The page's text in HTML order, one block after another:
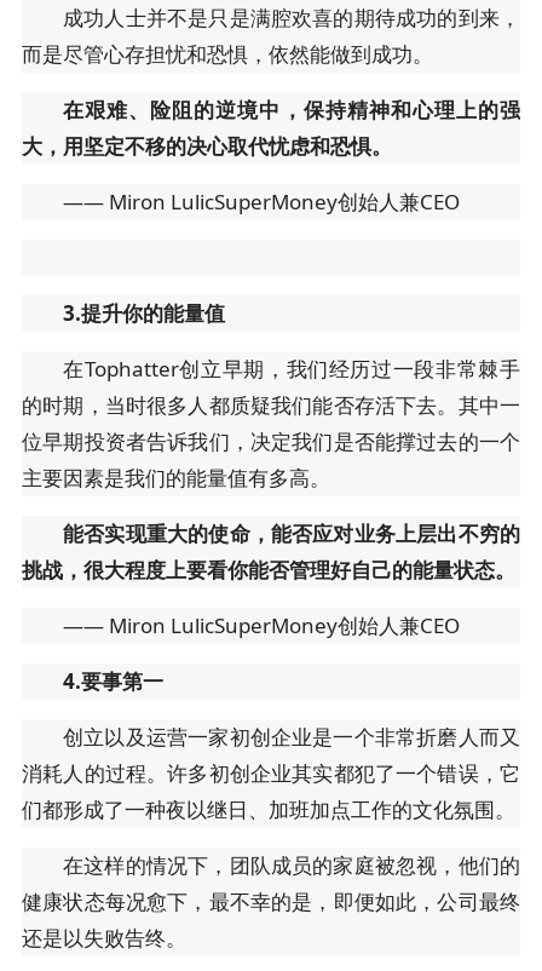
成功人士并不是只是满腔欢喜的期待成功的到来，
而是尽管心存担忧和恐惧，依然能做到成功。
在艰难、险阻的逆境中，保持精神和心理上的强
大，用坚定不移的决心取代忧虑和恐惧。
—— Miron LulicSuperMoney创始人兼CEO
3.提升你的能量值
在Tophatter创立早期，我们经历过一段非常棘手
的时期，当时很多人都质疑我们能否存活下去。其中一
位早期投资者告诉我们，决定我们是否能撑过去的一个
主要因素是我们的能量值有多高。
能否实现重大的使命，能否应对业务上层出不穷的
挑战，很大程度上要看你能否管理好自己的能量状态。
—— Miron LulicSuperMoney创始人兼CEO
4.要事第一
创立以及运营一家初创企业是一个非常折磨人而又
消耗人的过程。许多初创企业其实都犯了一个错误，它
们都形成了一种夜以继日、加班加点工作的文化氛围。
在这样的情况下，团队成员的家庭被忽视，他们的
健康状态每况愈下，最不幸的是，即便如此，公司最终
还是以失败告终。